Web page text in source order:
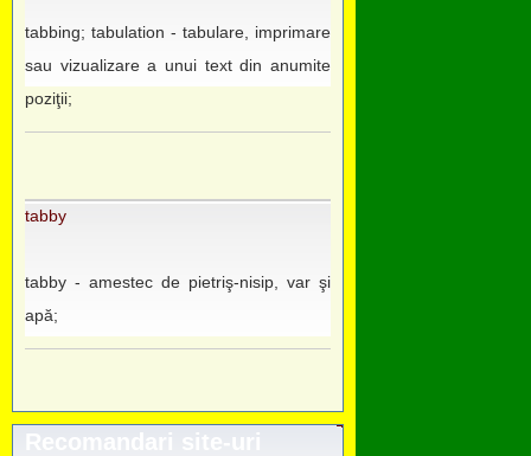
tabbing; tabulation - tabulare, imprimare
sau vizualizare a unui text din anumite
poziţii;
tabby
tabby - amestec de pietriş-nisip, var şi
apă;
Recomandari site-uri